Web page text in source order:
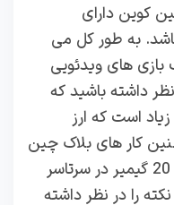
کوین دارای
توکن می باشد. به طور کل می
های ویدئویی
داشته باشید که
است که ارز
کار های بلاک چین
را در اجتماع های کنونی همراه با 20 گیمیر در سرتاسر
را در نظر داشته